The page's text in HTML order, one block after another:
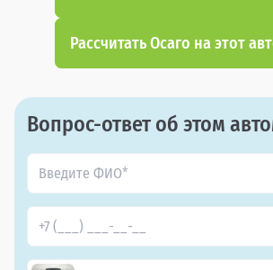
Рассчитать Осаго на этот
Вопрос-ответ об этом